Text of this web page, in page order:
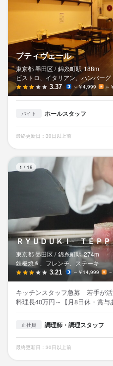
プティヴェール
東京都 墨田区 / 錦糸町駅 188m
ビストロ、イタリアン、ハンバーグ
3.37 ～￥4,999 ～
バイト ホールスタッフ
最終更新日：30日以上前
1 / 19
ＲＹＵＤＵＫＩ ＴＥＰＰ
東京都 墨田区 / 錦糸町駅 274m
鉄板焼き、フレンチ、ステーキ
3.21 ～￥14,999 －
キッチンスタッフ急募 若手が
料理長40万円～【月8日休・賞与
正社員 調理師・調理スタッフ
最終更新日：30日以上前